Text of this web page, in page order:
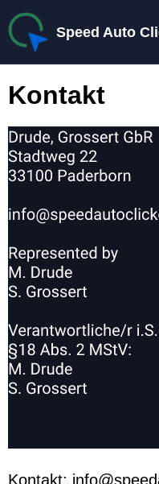
Speed Auto
Kontakt
Kontakt: